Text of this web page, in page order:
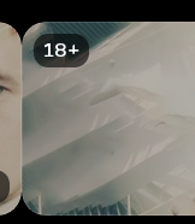
18+